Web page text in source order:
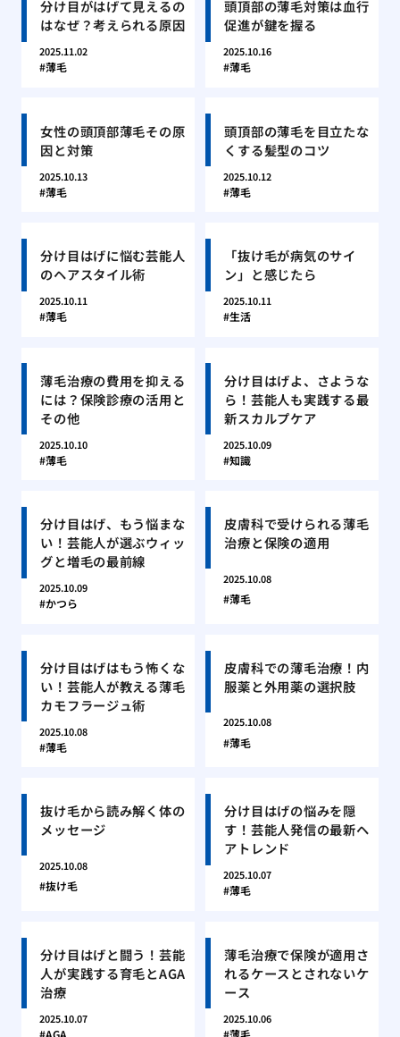
分け目がはげて見えるの
はなぜ？考えられる原因
2025.11.02
薄毛
頭頂部の薄毛対策は血行
促進が鍵を握る
2025.10.16
薄毛
女性の頭頂部薄毛その原
因と対策
2025.10.13
薄毛
頭頂部の薄毛を目立たな
くする髪型のコツ
2025.10.12
薄毛
分け目はげに悩む芸能人
のヘアスタイル術
2025.10.11
薄毛
「抜け毛が病気のサイ
ン」と感じたら
2025.10.11
生活
薄毛治療の費用を抑える
には？保険診療の活用と
その他
2025.10.10
薄毛
分け目はげよ、さような
ら！芸能人も実践する最
新スカルプケア
2025.10.09
知識
分け目はげ、もう悩まな
い！芸能人が選ぶウィッ
グと増毛の最前線
2025.10.09
かつら
皮膚科で受けられる薄毛
治療と保険の適用
2025.10.08
薄毛
分け目はげはもう怖くな
い！芸能人が教える薄毛
カモフラージュ術
2025.10.08
薄毛
皮膚科での薄毛治療！内
服薬と外用薬の選択肢
2025.10.08
薄毛
抜け毛から読み解く体の
メッセージ
2025.10.08
抜け毛
分け目はげの悩みを隠
す！芸能人発信の最新ヘ
アトレンド
2025.10.07
薄毛
分け目はげと闘う！芸能
人が実践する育毛とAGA
治療
2025.10.07
AGA
薄毛治療で保険が適用さ
れるケースとされないケ
ース
2025.10.06
薄毛